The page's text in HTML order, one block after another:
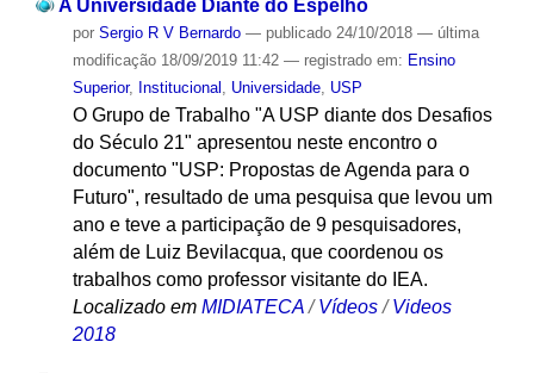
A Universidade Diante do Espelho
por Sergio R V Bernardo — publicado24/10/2018 — última
modificação18/09/2019 11:42 — registrado em: Ensino
Superior, Institucional Universidade, USP
O Grupo de Trabalho "A USP diante dos Desafios
do Século 21" apresentou neste encontro o
documento "USP: Propostas de Agenda para o
Futuro", resultado de uma pesquisa que levou um
ano e teve a participação de 9 pesquisadores,
além de Luiz Bevilacqua, que coordenou os
trabalhos como professor visitante do IEA.
Localizado em MIDIATECA /Vídeos /Videos
2018